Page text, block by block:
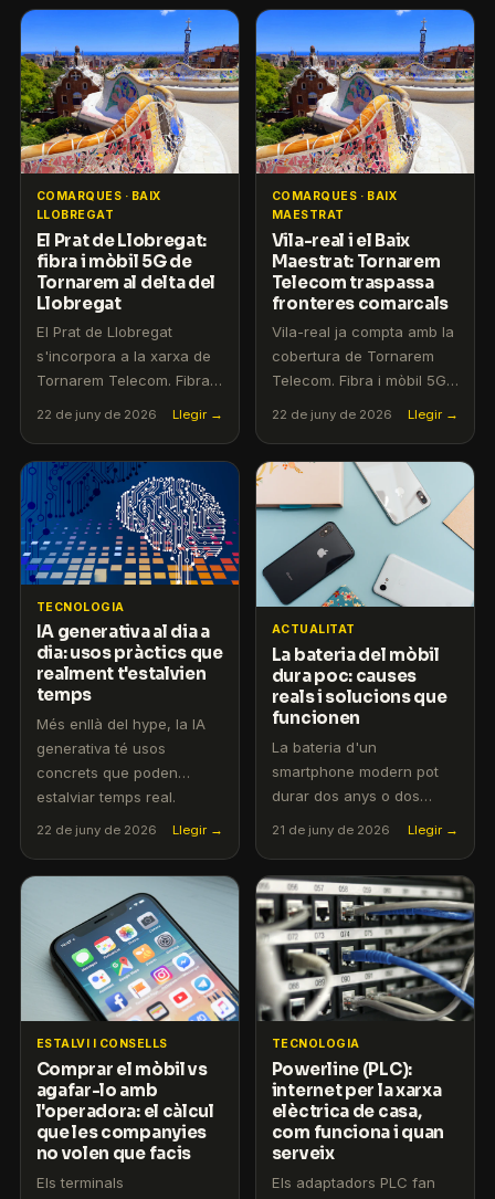
COMARQUES · BAIX
LLOBREGAT
El Prat de Llobregat:
fibra i mòbil 5G de
Tornarem al delta del
Llobregat
El Prat de Llobregat
s'incorpora a la xarxa de
Tornarem Telecom. Fibra 1
22 de juny de 2026 Llegir →
COMARQUES · BAIX
MAESTRAT
Vila-real i el Baix
Maestrat: Tornarem
Telecom traspassa
fronteres comarcals
Vila-real ja compta amb la
cobertura de Tornarem
Telecom. Fibra i mòbil 5G
22 de juny de 2026 Llegir →
TECNOLOGIA
IA generativa al dia a
dia: usos pràctics que
realment t'estalvien
temps
Més enllà del hype, la IA
generativa té usos
concrets que poden
estalviar temps real.
22 de juny de 2026 Llegir →
ACTUALITAT
La bateria del mòbil
dura poc: causes
reals i solucions que
funcionen
La bateria d'un
smartphone modern pot
durar dos anys o dos
evitar-los per allargar la
vida del teu mòbil.
21 de juny de 2026 Llegir →
ESTALVI I CONSELLS
Comprar el mòbil vs
agafar-lo amb
l'operadora: el càlcul
que les companyies
no volen que facis
Els terminals
TECNOLOGIA
Powerline (PLC):
internet per la xarxa
elèctrica de casa,
com funciona i quan
serveix
Els adaptadors PLC fan